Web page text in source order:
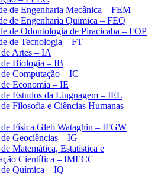
de Engenharia Mecânica – FEM
de Engenharia Química – FEQ
de Odontologia de Piracicaba – FOP
de Tecnologia – FT
Artes – IA
Biologia – IB
Computação – IC
Economia – IE
Estudos da Linguagem – IEL
Filosofia e Ciências Humanas –
Física Gleb Wataghin – IFGW
Geociências – IG
Matemática, Estatística e
Científica – IMECC
Química – IQ